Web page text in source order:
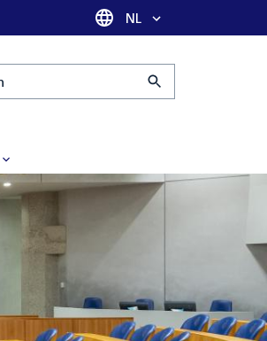
Taal selectie
NL